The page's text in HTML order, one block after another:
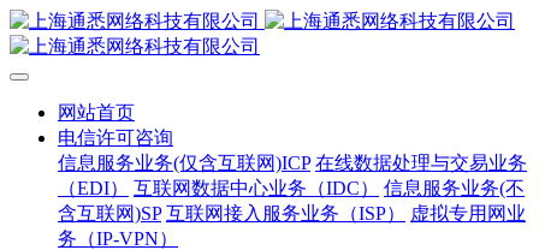
网站首页
电信许可咨询
信息服务业务(仅含互联网)ICP 在线数据处理与交易业务
（EDI）
互联网数据中心业务（IDC）
信息服务业务(不
含互联网)SP 互联网接入服务业务（ISP）
虚拟专用网业
务（IP-VPN）